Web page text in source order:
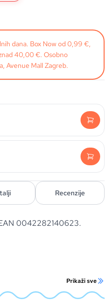
dana. Box Now od 0,99 €,
40,00 €. Osobno
Avenue Mall Zagreb.
Recenzije
0042282140623.
Prikaži sve